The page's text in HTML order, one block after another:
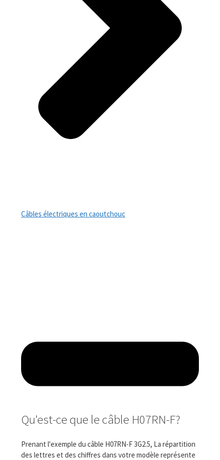
Câbles électriques en caoutchouc
Qu'est-ce que le câble H07RN-F?
Prenant l'exemple du câble H07RN-F 3G2.5, La répartition
des lettres et des chiffres dans votre modèle représente